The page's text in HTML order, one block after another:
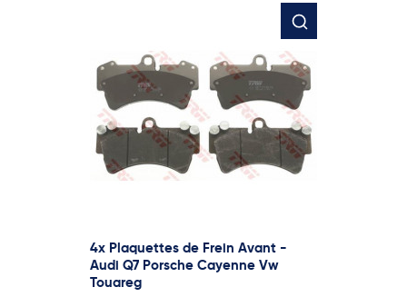
4x Plaquettes de Frein Avant -
Audi Q7 Porsche Cayenne Vw
Touareg